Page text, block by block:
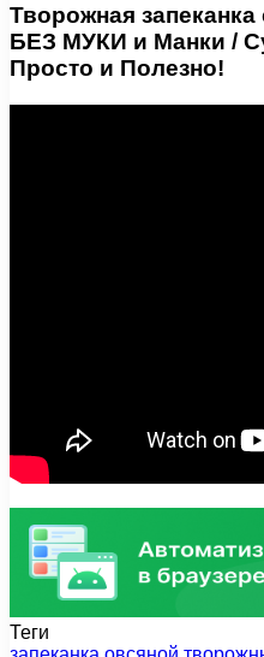
Творожная
БЕЗ МУКИ и Манки /
Просто и Полезно!
Теги